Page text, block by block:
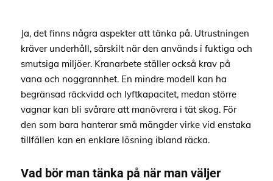
Ja, det finns några aspekter att tänka på. Utrustningen
kräver underhåll, särskilt när den används i fuktiga och
smutsiga miljöer. Kranarbete ställer också krav på
vana och noggrannhet. En mindre modell kan ha
begränsad räckvidd och lyftkapacitet, medan större
vagnar kan bli svårare att manövrera i tät skog. För
den som bara hanterar små mängder virke vid enstaka
tillfällen kan en enklare lösning ibland räcka.
Vad bör man tänka på när man väljer